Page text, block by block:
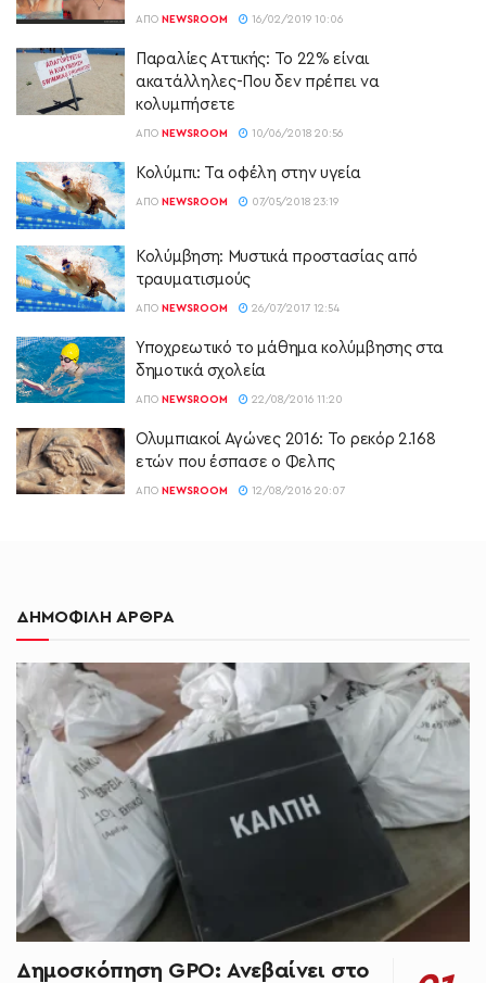
ΑΠΌ NEWSROOM 16/02/2019 10:06
Παραλίες Αττικής: Το 22% είναι
ακατάλληλες-Που δεν πρέπει να
κολυμπήσετε
ΑΠΌ NEWSROOM 10/06/2018 20:56
Κολύμπι: Τα οφέλη στην υγεία
ΑΠΌ NEWSROOM 07/05/2018 23:19
Κολύμβηση: Μυστικά προστασίας από
τραυματισμούς
ΑΠΌ NEWSROOM 26/07/2017 12:54
Υποχρεωτικό το μάθημα κολύμβησης στα
δημοτικά σχολεία
ΑΠΌ NEWSROOM 22/08/2016 11:20
Ολυμπιακοί Αγώνες 2016: Το ρεκόρ 2.168
ετών που έσπασε ο Φελπς
ΑΠΌ NEWSROOM 12/08/2016 20:07
ΔΗΜΟΦΙΛΗ ΑΡΘΡΑ
Δημοσκόπηση GPO: Ανεβαίνει στο